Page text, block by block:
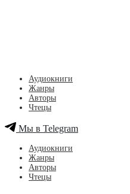
Аудиокниги
Жанры
Авторы
Чтецы
Мы в Telegram
Аудиокниги
Жанры
Авторы
Чтецы